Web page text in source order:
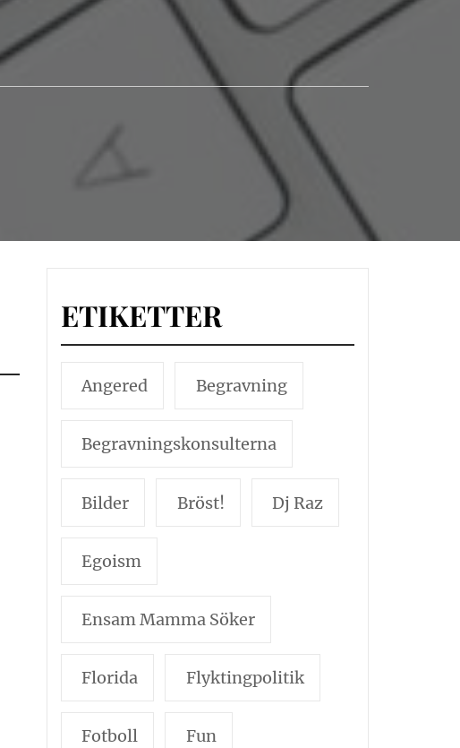
ETIKETTER
Angered Begravning
Begravningskonsulterna
Bilder Bröst! Dj Raz
Egoism
Ensam Mamma Söker
Florida Flyktingpolitik
Fotboll Fun